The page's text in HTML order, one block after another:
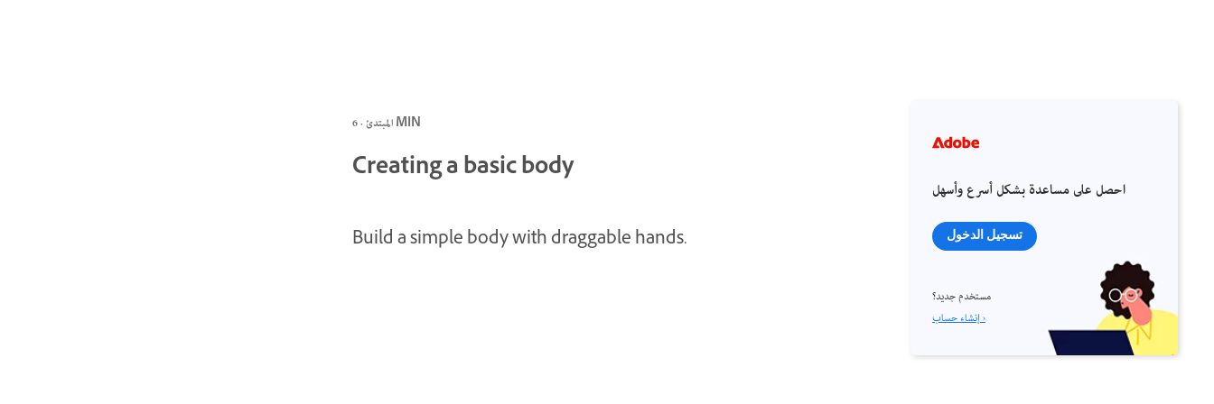
المبتدئ · 6 MIN
Creating a basic body
Build a simple body with draggable hands.
احصل على مساعدة بشكل أسرع وأسهل
تسجيل الدخول
مستخدم جديد؟
إنشاء حساب ›